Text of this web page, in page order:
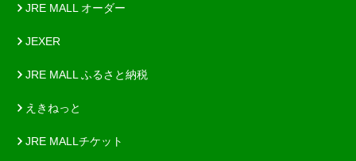
JRE MALL オーダー
JEXER
JRE MALL ふるさと納税
えきねっと
JRE MALLチケット